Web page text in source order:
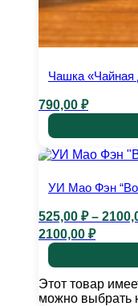
Чашка «Чайная
790,00 ₽
УИ Мао Фэн
525,00 ₽ –
2100,00 ₽
Этот товар
можно выбрать